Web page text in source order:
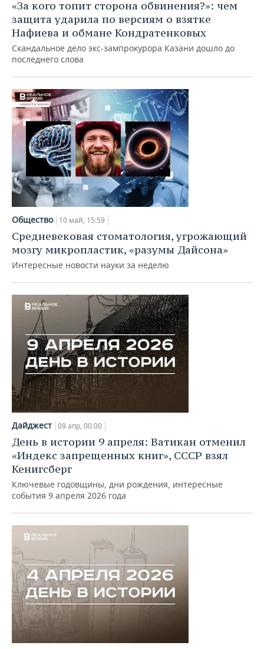
«За кого топит сторона обвинения?»: чем
защита ударила по версиям о взятке
Нафиева и обмане Кондратенковых
Скандальное дело экс-зампрокурора Казани дошло до
последнего слова
Общество 10 май, 15:59
Средневековая стоматология, угрожающий
мозгу микропластик, «разумы Дайсона»
Интересные новости науки за неделю
Дайджест 09 апр, 00:00
День в истории 9 апреля: Ватикан отменил
«Индекс запрещенных книг», СССР взял
Кенигсберг
Ключевые годовщины, дни рождения, интересные
события 9 апреля 2026 года